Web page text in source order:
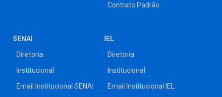
Contrato Padrão
SENAI
Diretoria
Institucional
Email Institucional SENAI
IEL
Diretoria
Institucional
Email Institucional IEL